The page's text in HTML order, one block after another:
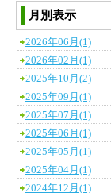
月別表示
2026年06月(1)
2026年02月(1)
2025年10月(2)
2025年09月(1)
2025年07月(1)
2025年06月(1)
2025年05月(1)
2025年04月(1)
2024年12月(1)